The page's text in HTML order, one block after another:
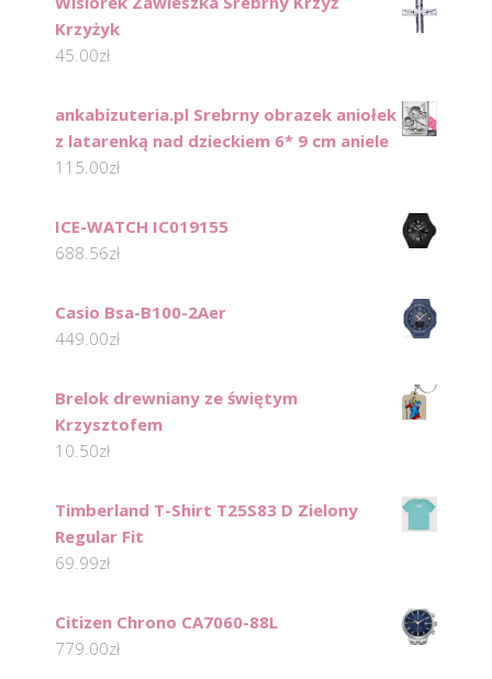
Krzyżyk
45.00zł
ankabizuteria.pl Srebrny obrazek aniołek
z latarenką nad dzieckiem 6* 9 cm aniele
115.00zł
ICE-WATCH IC019155
688.56zł
Casio Bsa-B100-2Aer
449.00zł
Brelok drewniany ze świętym
Krzysztofem
10.50zł
Timberland T-Shirt T25S83 D Zielony
Regular Fit
69.99zł
Citizen Chrono CA7060-88L
779.00zł